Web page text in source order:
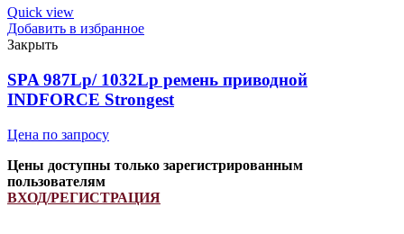
ремень
узкоклиновой
INDFORCE
Strongest
quantity
Quick view
Добавить в избранное
Закрыть
SPA 987Lp/ 1032Lp ремень приводной
INDFORCE Strongest
Цена по запросу
Цены доступны только зарегистрированным
пользователям
ВХОД/РЕГИСТРАЦИЯ